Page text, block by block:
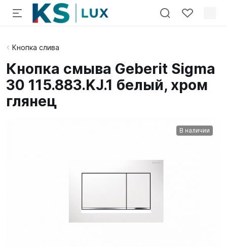
Кнопка слива
Кнопка смыва Geberit Sigma
30 115.883.KJ.1 белый, хром
глянец
В наличии